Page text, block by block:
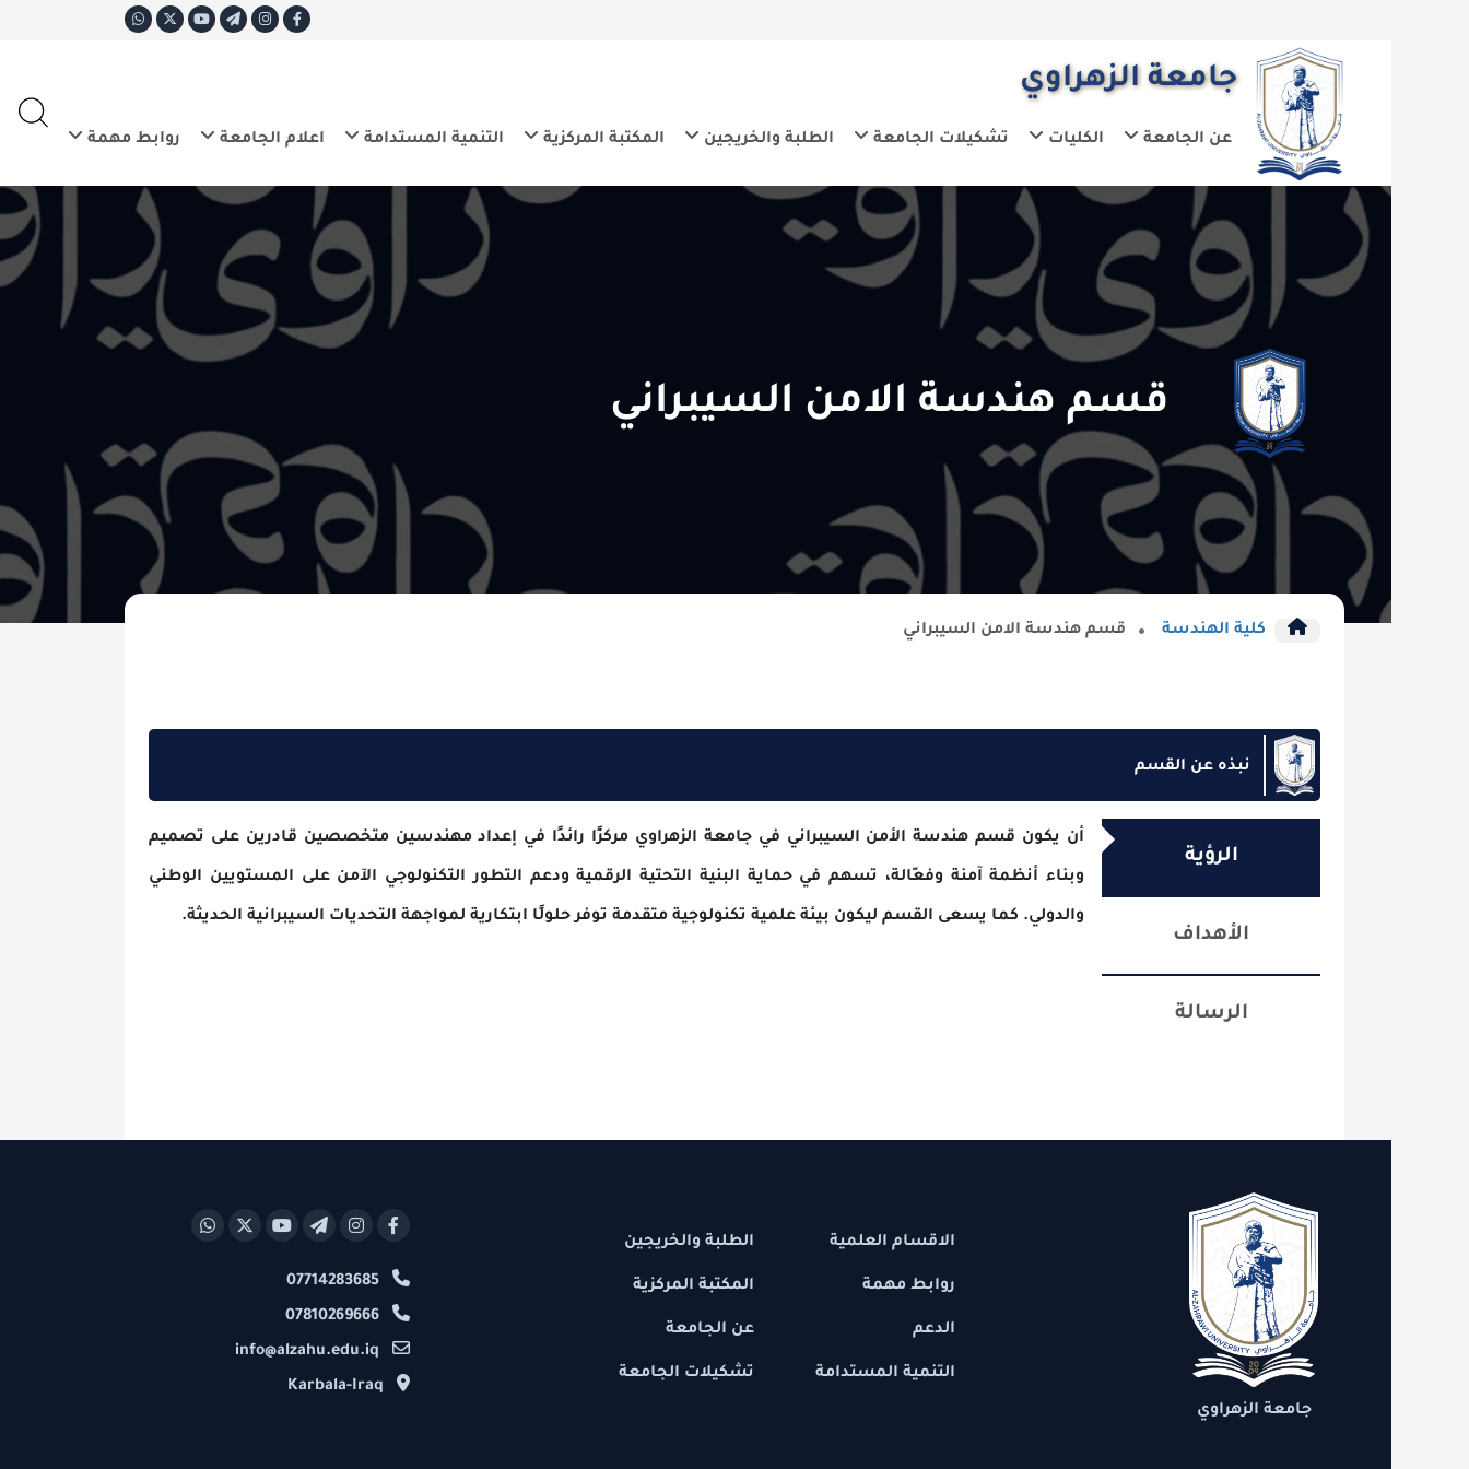
جامعة الزهراوي
عن الجامعة الكليات تشكيلات الجامعة الطلبة والخريجين المكتبة المركزية التنمية المستدامة اعلام الجامعة روابط مهمة
E
قسم هندسة الامن السيبراني
كلية الهندسة قسم هندسة الامن السيبراني
نبذه عن القسم
أن يكون قسم هندسة الأمن السيبراني في جامعة الزهراوي مركزًا رائدًا في إعداد مهندسين متخصصين قادرين على تصميم
وبناء أنظمة آمنة وفعّالة، تسهم في حماية البنية التحتية الرقمية ودعم التطور التكنولوجي الآمن على المستويين الوطني
والدولي. كما يسعى القسم ليكون بيئة علمية تكنولوجية متقدمة توفر حلولًا ابتكارية لمواجهة التحديات السيبرانية الحديثة.
جامعة الزهراوي
الاقسام العلمية
روابط مهمة
التنمية المستدامة
الطلبة والخريجين
المكتبة المركزية
عن الجامعة
تشكيلات الجامعة
07714283685
07810269666
info@alzahu.edu.iq
Karbala-Iraq